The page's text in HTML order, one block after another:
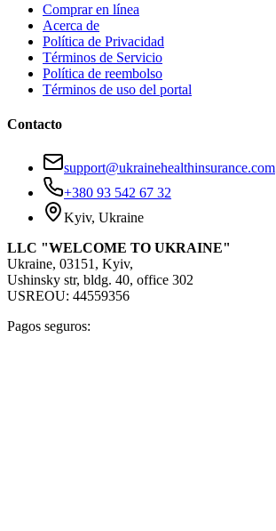
Comprar en línea
Acerca de
Política de Privacidad
Términos de Servicio
Política de reembolso
Términos de uso del portal
Contacto
support@ukrainehealthinsurance.com
+380 93 542 67 32
Kyiv, Ukraine
LLC "WELCOME TO UKRAINE"
Ukraine, 03151, Kyiv,
Ushinsky str, bldg. 40, office 302
USREOU: 44559356
Pagos seguros: